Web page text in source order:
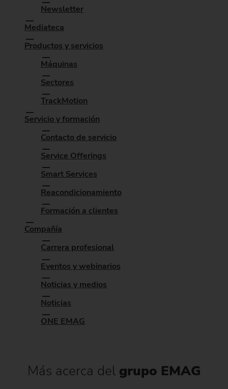
Newsletter
Mediateca
Productos y servicios
Máquinas
Sectores
TrackMotion
Servicio y formación
Contacto de servicio
Service Offerings
Smart Services
Reacondicionamiento
Formación a clientes
Compañía
Carrera profesional
Eventos y webinarios
Noticias y medios
Noticias
ONE EMAG
Más acerca del grupo EMAG